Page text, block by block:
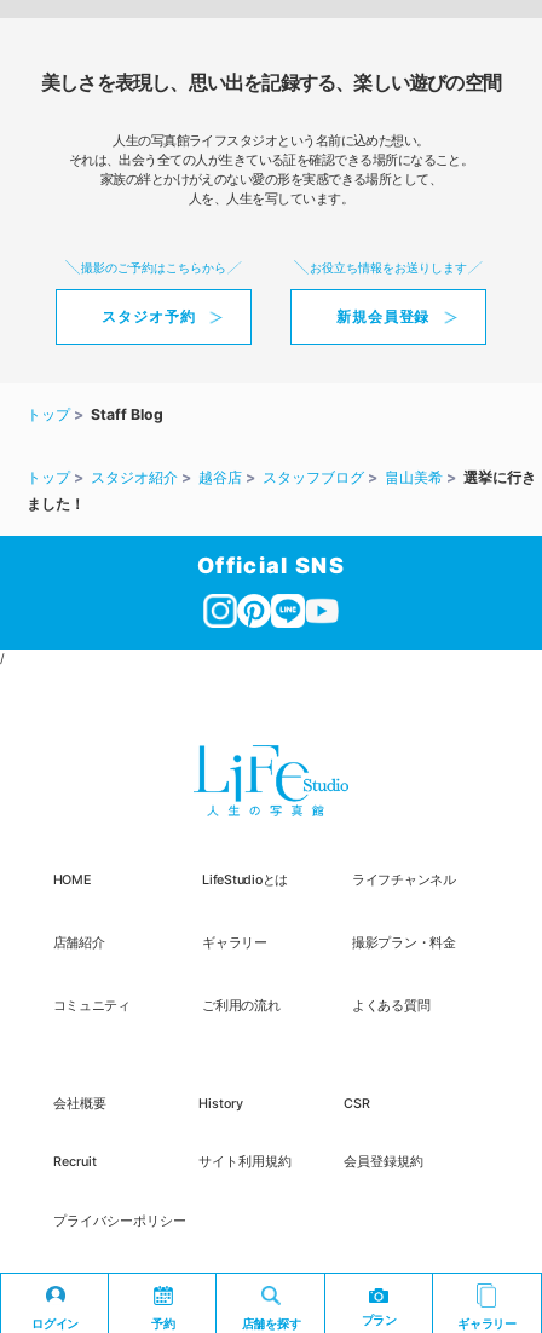
ログイン 予約 店舗を探す プラン ギャラリー
美しさを表現し、思い出を記録する、楽しい遊びの空間
人生の写真館ライフスタジオという名前に込めた想い。
それは、出会う全ての人が生きている証を確認できる場所になること。
家族の絆とかけがえのない愛の形を実感できる場所として、
人を、人生を写しています。
撮影のご予約はこちらから
スタジオ予約
お役立ち情報をお送りします
新規会員登録
トップ Staff Blog
トップ スタジオ紹介 越谷店 スタッフブログ 畠山美希
選挙に行き
ました！
Official SNS
/
HOME LifeStudioとは ライフチャンネル
店舗紹介 ギャラリー 撮影プラン・料金
コミュニティ ご利用の流れ よくある質問
会社概要 History CSR
Recruit サイト利用規約 会員登録規約
プライバシーポリシー